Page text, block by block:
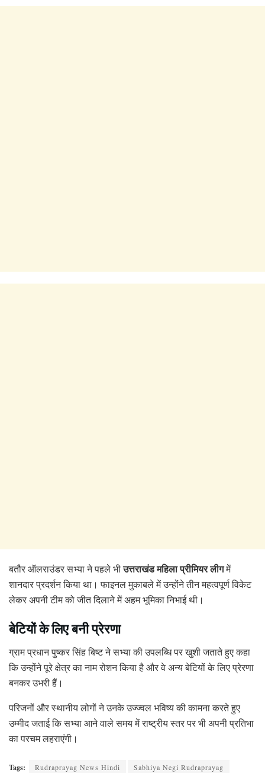
बतौर ऑलराउंडर सभ्या ने पहले भीउत्तराखंड महिला प्रीमियर लीगमें
शानदार प्रदर्शन किया था। फाइनल मुकाबले में उन्होंने तीन महत्वपूर्ण विकेट
लेकर अपनी टीम को जीत दिलाने में अहम भूमिका निभाई थी।
बेटियों के लिए बनी प्रेरणा
ग्राम प्रधान पुष्कर सिंह बिष्ट ने सभ्या की उपलब्धि पर खुशी जताते हुए कहा
कि उन्होंने पूरे क्षेत्र का नाम रोशन किया है और वे अन्य बेटियों के लिए प्रेरणा
बनकर उभरी हैं।
परिजनों और स्थानीय लोगों ने उनके उज्ज्वल भविष्य की कामना करते हुए
उम्मीद जताई कि सभ्या आने वाले समय में राष्ट्रीय स्तर पर भी अपनी प्रतिभा
का परचम लहराएंगी।
Tags: Rudraprayag News Hindi
Sabhiya Negi Rudraprayag